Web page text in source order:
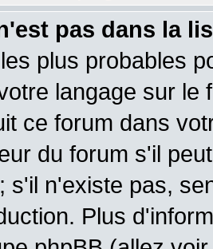
pas dans la
plus probables
langage sur le
ce forum dans
du forum s'il
s'il n'existe pas,
Plus